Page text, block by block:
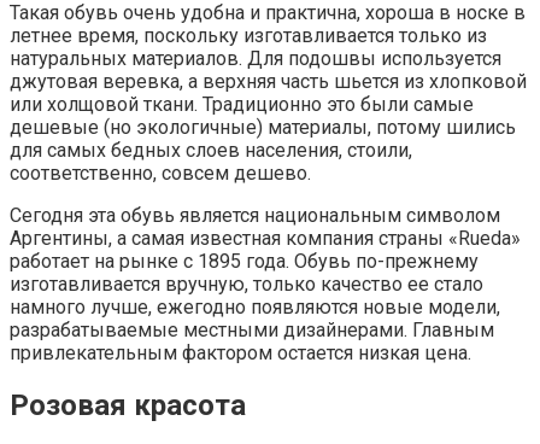
Такая обувь очень удобна и практична, хороша в носке в
летнее время, поскольку изготавливается только из
натуральных материалов. Для подошвы используется
джутовая веревка, а верхняя часть шьется из хлопковой
или холщовой ткани. Традиционно это были самые
дешевые (но экологичные) материалы, потому шились
для самых бедных слоев населения, стоили,
соответственно, совсем дешево.
Сегодня эта обувь является национальным символом
Аргентины, а самая известная компания страны «Rueda»
работает на рынке с 1895 года. Обувь по-прежнему
изготавливается вручную, только качество ее стало
намного лучше, ежегодно появляются новые модели,
разрабатываемые местными дизайнерами. Главным
привлекательным фактором остается низкая цена.
Розовая красота